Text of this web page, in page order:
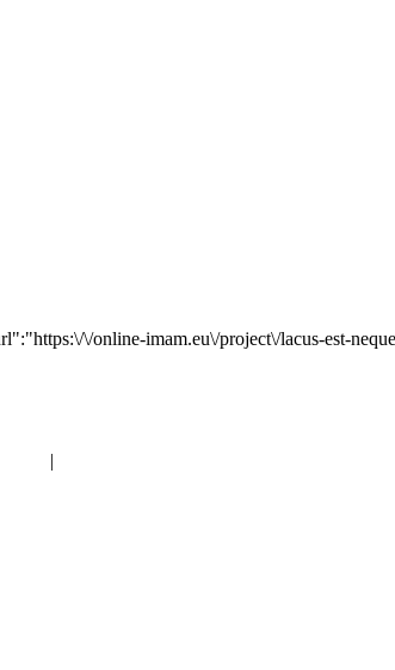
\/online-imam.eu\/project\/lacus-est-
|